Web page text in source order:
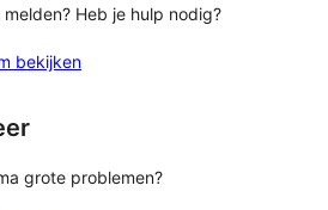
Heb je hulp nodig?
bekijken
grote problemen?